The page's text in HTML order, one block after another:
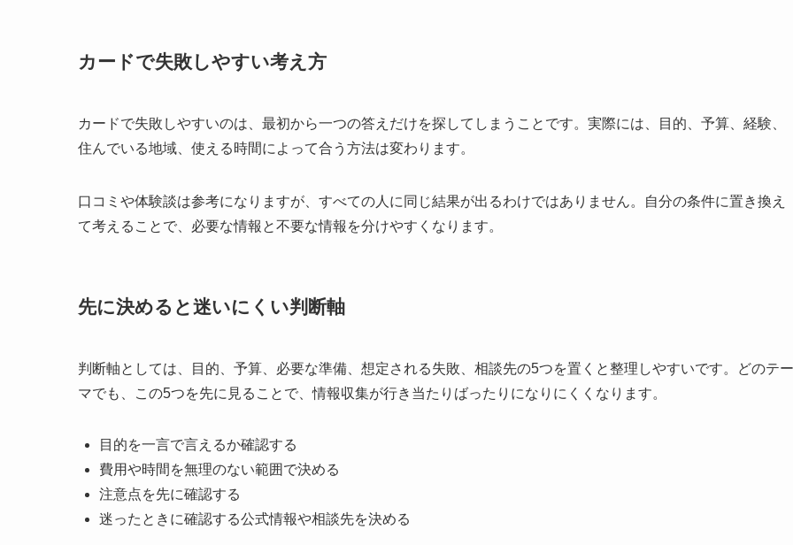
カードで失敗しやすい考え方
カードで失敗しやすいのは、最初から一つの答えだけを探してしまうことです。実際には、目的、予算、経験、
住んでいる地域、使える時間によって合う方法は変わります。
口コミや体験談は参考になりますが、すべての人に同じ結果が出るわけではありません。
自分の条件に置き換え
て考える ことで、必要な情報と不要な情報を分けやすくなります。
先に決めると迷いにくい判断軸
判断軸としては、目的、予算、必要な準備、想定される失敗、相談先の5つを置くと整理しやすいです。どのテー
マでも、この5つを先に見ることで、情報収集が行き当たりばったりになりにくくなります。
目的を一言で言えるか確認する
費用や時間 を無理のない範囲で決める
注意点を先に確認する
迷ったときに確認する公式情報や相談先を決める